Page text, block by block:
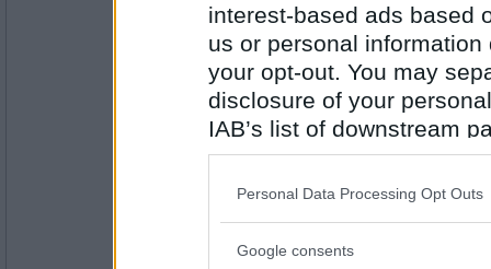
interest-based ads based
us or personal
your opt-out. You may
disclosure of your
IAB’s list of downstream
also be disclosed by us
Downstream Participants
Please note that this
Personal Data Processing Opt Outs
Google consents
8354
babbotina
Antal inlägg:
Ishockey referat på TV